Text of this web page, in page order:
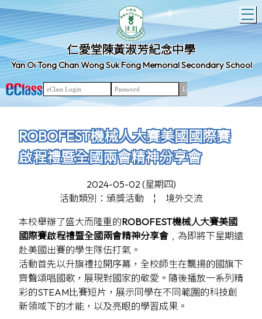
仁愛堂陳黃淑芳紀念中學
Yan Oi Tong Chan Wong Suk Fong Memorial Secondary School
ROBOFEST機械人大賽美國國際賽
啟程禮暨全國兩會精神分享會
2024-05-02 (星期四)
活動類別：頒獎活動
¦
境外交流
本校舉辦了盛大而隆重的ROBOFEST機械人大賽美國
國際賽啟程禮暨全國兩會精神分享會 ﹐為即將下星期遠
赴美國出賽的學生隊伍打氣。
活動首先以升旗禮拉開序幕，全校師生在飄揚的國旗下
齊聲頌唱國歌，展現對國家的敬愛。隨後播放一系列精
彩的STEAM比賽短片，展示同學在不同範圍的科技創
新領域下的才能，以及亮眼的學習成果。